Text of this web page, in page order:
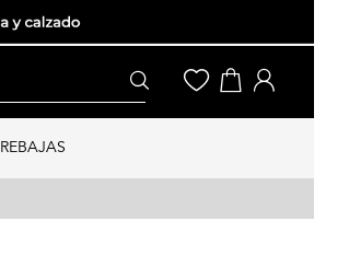
REBAJAS